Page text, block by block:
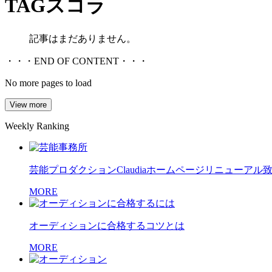
TAGスコラ
記事はまだありません。
・・・END OF CONTENT・・・
No more pages to load
View more
Weekly Ranking
芸能プロダクションClaudiaホームページリニューアル致
MORE
オーディションに合格するコツとは
MORE